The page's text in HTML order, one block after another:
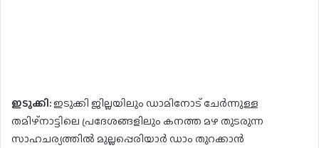
ഇടുക്കി:ഇടുക്കി ജില്ലയിലും ഡാമിനോട് ചേർന്നുള്ള
തമിഴ്നാട്ടിലെ പ്രദേശങ്ങളിലും കനത്ത മഴ തുടരുന്ന
സാഹചര്യത്തിൽ മുല്ലപ്പെരിയാർ ഡാം തുറക്കാൻ